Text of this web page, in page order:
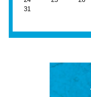
31